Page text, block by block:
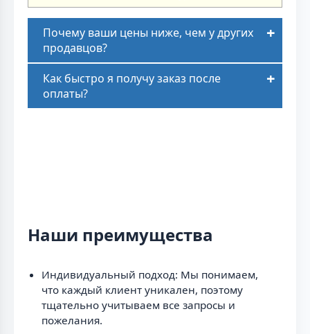
Почему ваши цены ниже, чем у других
продавцов?
Как быстро я получу заказ после
оплаты?
Наши преимущества
Индивидуальный подход: Мы понимаем,
что каждый клиент уникален, поэтому
тщательно учитываем все запросы и
пожелания.